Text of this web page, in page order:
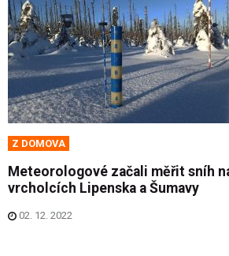
Z DOMOVA
Meteorologové začali měřit sníh
vrcholcích Lipenska a Šumavy
02. 12. 2022